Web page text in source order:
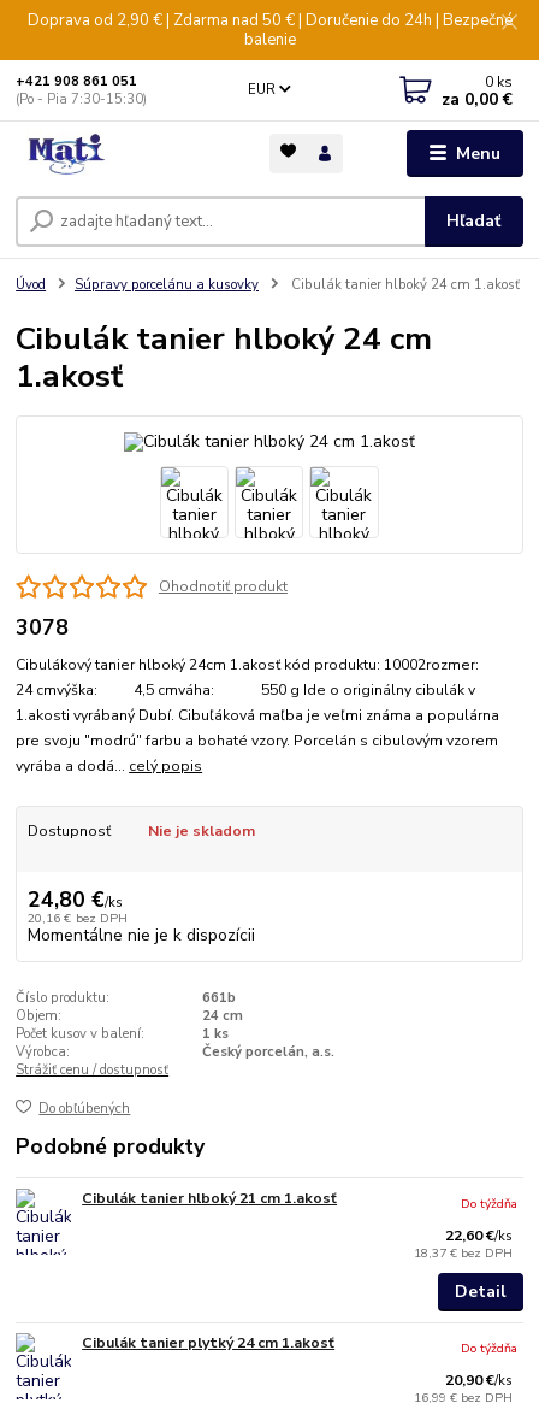
Doprava od 2,90 € | Zdarma nad 50 € | Doručenie do 24h | Bezpečné
balenie
Menu
EUR
Hľadať
+421 908 861 051
(Po - Pia 7:30-15:30)
0 ks
za 0,00 €
Úvod Súpravy porcelánu a kusovky Cibulák tanier hlboký 24 cm 1.akosť
Cibulák tanier hlboký 24 cm
1.akosť
Ohodnotiť produkt
3078
Cibulákový tanier hlboký 24cm 1.akosť kód produktu: 10002rozmer:
24 cmvýška: 4,5 cmváha: 550 g Ide o originálny cibulák v
1.akosti vyrábaný Dubí. Cibuľáková maľba je veľmi známa a populárna
pre svoju "modrú" farbu a bohaté vzory. Porcelán s cibulovým vzorem
vyrába a dodá... celý popis
Dostupnosť Nie je skladom
24,80 €/ks
20,16 € bez DPH
Momentálne nie je k dispozícii
Číslo produktu:
661b
Objem:
24 cm
Počet kusov v balení:
1 ks
Výrobca:
Český porcelán, a.s.
Strážiť cenu / dostupnosť
Do obľúbených
Podobné produkty
Cibulák tanier hlboký 21 cm 1.akosť
22,60 €/ks
18,37 € bez DPH
Do týždňa
Detail
Cibulák tanier plytký 24 cm 1.akosť
20,90 €/ks
16,99 € bez DPH
Do týždňa